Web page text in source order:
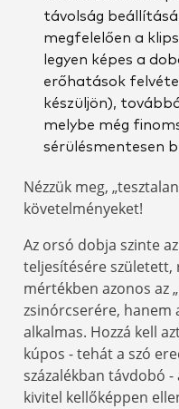
távolság
megfelelően a
legyen képes a
erőhatások
készüljön),
melybe még
sérülésmentesen
Nézzük meg,
követelményeket!
Az orsó dobja szinte
teljesítésére született,
mértékben azonos az
zsinórcserére, hanem
alkalmas. Hozzá kell
kúpos - tehát a szó
százalékban távdobó
kivitel kellőképpen